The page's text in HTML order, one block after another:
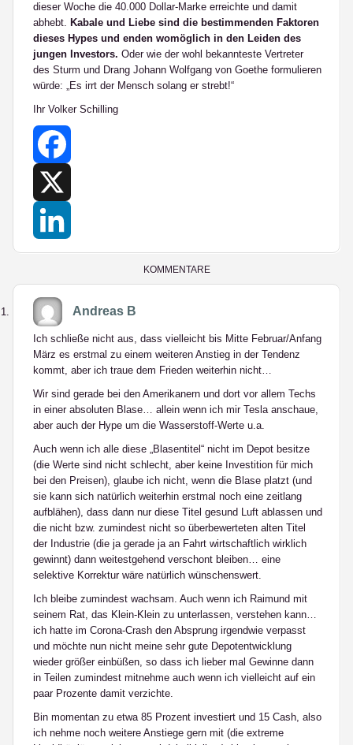
dieser Woche die 40.000 Dollar-Marke erreichte und damit
abhebt. Kabale und Liebe sind die bestimmenden Faktoren
dieses Hypes und enden womöglich in den Leiden des
jungen Investors. Oder wie der wohl bekannteste Vertreter
des Sturm und Drang Johann Wolfgang von Goethe formulieren
würde: „Es irrt der Mensch solang er strebt!“
Ihr Volker Schilling
Facebook
KOMMENTARE
Andreas B
Ich schließe nicht aus, dass vielleicht bis Mitte Februar/Anfang
März es erstmal zu einem weiteren Anstieg in der Tendenz
kommt, aber ich traue dem Frieden weiterhin nicht…
Wir sind gerade bei den Amerikanern und dort vor allem Techs
in einer absoluten Blase… allein wenn ich mir Tesla anschaue,
aber auch der Hype um die Wasserstoff-Werte u.a.
Auch wenn ich alle diese „Blasentitel“ nicht im Depot besitze
(die Werte sind nicht schlecht, aber keine Investition für mich
bei den Preisen), glaube ich nicht, wenn die Blase platzt (und
sie kann sich natürlich weiterhin erstmal noch eine zeitlang
aufblähen), dass dann nur diese Titel gesund Luft ablassen und
die nicht bzw. zumindest nicht so überbewerteten alten Titel
der Industrie (die ja gerade ja an Fahrt wirtschaftlich wirklich
gewinnt) dann weitestgehend verschont bleiben… eine
selektive Korrektur wäre natürlich wünschenswert.
Ich bleibe zumindest wachsam. Auch wenn ich Raimund mit
seinem Rat, das Klein-Klein zu unterlassen, verstehen kann…
ich hatte im Corona-Crash den Absprung irgendwie verpasst
und möchte nun nicht meine sehr gute Depotentwicklung
wieder größer einbüßen, so dass ich lieber mal Gewinne dann
in Teilen zumindest mitnehme auch wenn ich vielleicht auf ein
paar Prozente damit verzichte.
Bin momentan zu etwa 85 Prozent investiert und 15 Cash, also
ich nehme noch weitere Anstiege gern mit (die extreme